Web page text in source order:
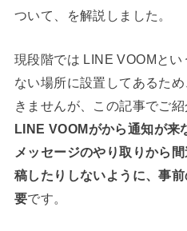
ついて、を解説しました。
現段階では LINE VOOMと
ない場所に設置してあるた
きませんが、この記事でご
LINE VOOMがから通知が来
メッセージのやり取りから
稿したりしないように、事
要です。